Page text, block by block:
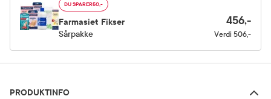
DU SPARER50,-
Farmasiet Fikser
Sårpakke
456,-
Verdi 506,-
PRODUKTINFO